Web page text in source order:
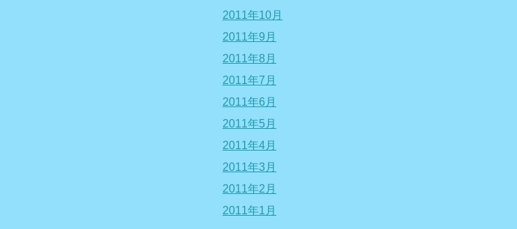
2011年10月
2011年9月
2011年8月
2011年7月
2011年6月
2011年5月
2011年4月
2011年3月
2011年2月
2011年1月